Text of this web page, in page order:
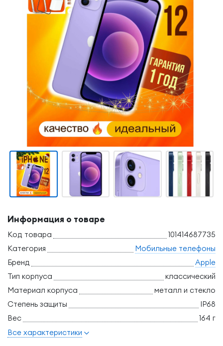
Информация о товаре
Код товара
101414687735
Категория
Мобильные телефоны
Бренд
Apple
Тип корпуса
классический
Материал корпуса
металл и стекло
Степень защиты
IP68
Вес
164 г
Все характеристики